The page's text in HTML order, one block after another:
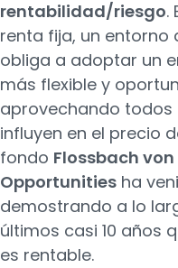
rentabilidad/riesgo.
renta fija, un entorno
obliga a adoptar un
más flexible y
aprovechando
influyen en el precio
fondo Flossbach
Opportunities ha
demostrando a lo
últimos casi 10 años
es rentable.